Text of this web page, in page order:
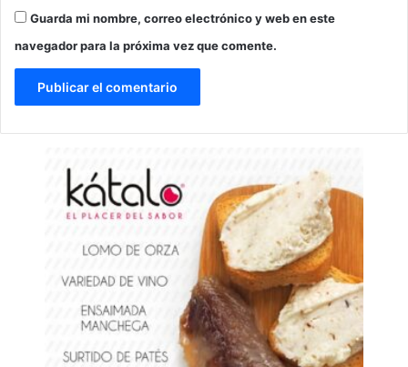
Guarda mi nombre, correo electrónico y web en este
navegador para la próxima vez que comente.